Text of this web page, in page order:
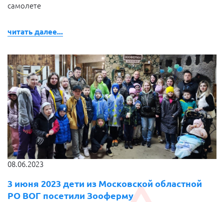
самолете
читать далее...
08.06.2023
3 июня 2023 дети из Московской областной
РО ВОГ посетили Зооферму